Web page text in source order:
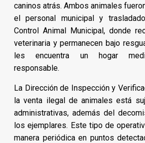
caninos atrás. Ambos animales
el personal municipal y
Control Animal Municipal, donde
veterinaria y permanecen bajo
les encuentra un hogar
responsable.
La Dirección de Inspección y
la venta ilegal de animales está
administrativas, además del
los ejemplares. Este tipo de
manera periódica en puntos